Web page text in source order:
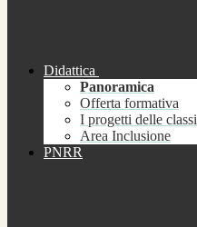
Didattica
Panoramica
Offerta formativa
I progetti delle classi
Area Inclusione
PNRR